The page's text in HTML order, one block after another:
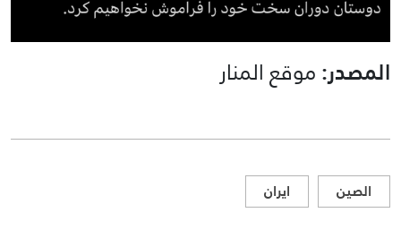
المصدر:موقع المنار
الصين ايران